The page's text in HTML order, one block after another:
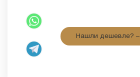
Нашли дешевле? –